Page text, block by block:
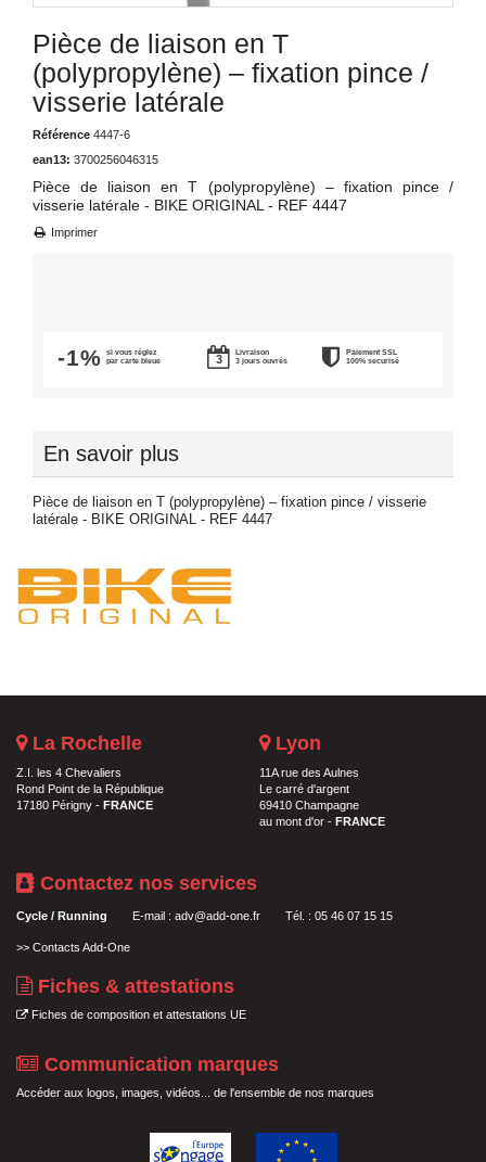
Pièce de liaison en T
(polypropylène) – fixation pince /
visserie latérale
Référence 4447-6
ean13: 3700256046315
Pièce de liaison en T (polypropylène) – fixation pince /
visserie latérale - BIKE ORIGINAL - REF 4447
Imprimer
-1%
si vous réglez
par carte bleue
Livraison
3 jours ouvrés
Paiement SSL
100% securisé
En savoir plus
Pièce de liaison en T (polypropylène) – fixation pince / visserie
latérale - BIKE ORIGINAL - REF 4447
La Rochelle
Z.I. les 4 Chevaliers
Rond Point de la République
17180 Périgny - FRANCE
Lyon
11A rue des Aulnes
Le carré d'argent
69410 Champagne
au mont d'or - FRANCE
Contactez nos services
Cycle / Running E-mail : adv@add-one.fr Tél. : 05 46 07 15 15
>> Contacts Add-One
Fiches & attestations
Fiches de composition et attestations UE
Communication marques
Accéder aux logos, images, vidéos... de l'ensemble de nos marques